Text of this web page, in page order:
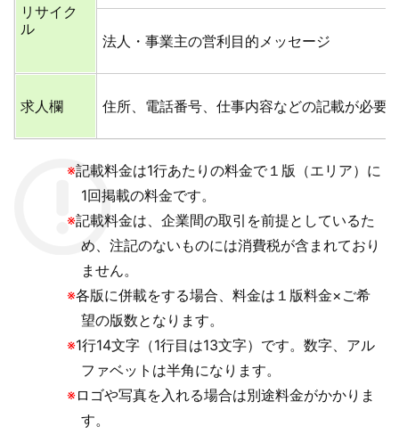
リサイク
ル
法人・事業主の営利目的メッセージ
求人欄 住所、電話番号、仕事内容などの記載が必要
※記載料金は1行あたりの料金で１版（エリア）に
1回掲載の料金です。
※記載料金は、企業間の取引を前提としているた
め、注記のないものには消費税が含まれており
ません。
※各版に併載をする場合、料金は１版料金×ご希
望の版数となります。
※1行14文字（1行目は13文字）です。数字、アル
ファベットは半角になります。
※ロゴや写真を入れる場合は別途料金がかかりま
す。